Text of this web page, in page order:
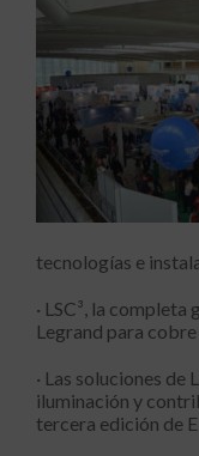
tecnologías e
· LSC³, la
Legrand para
· Las soluciones
iluminación y
tercera edición de